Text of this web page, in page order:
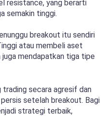
resistance, yang berarti
semakin tinggi.
breakout itu sendiri
atau membeli aset
juga mendapatkan tiga tipe
secara agresif dan
setelah breakout. Bagi
strategi terbaik,